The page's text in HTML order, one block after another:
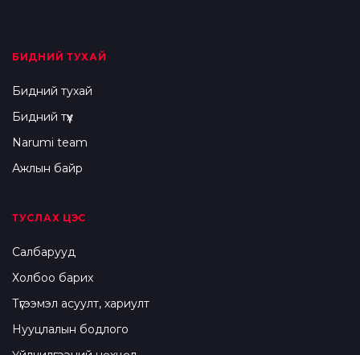
БИДНИЙ ТУХАЙ
Бидний тухай
Бидний түүх
Narumi team
Ажлын байр
ТУСЛАХ ЦЭС
Салбарууд
Холбоо барих
Түгээмэл асуулт, хариулт
Нууцлалын бодлого